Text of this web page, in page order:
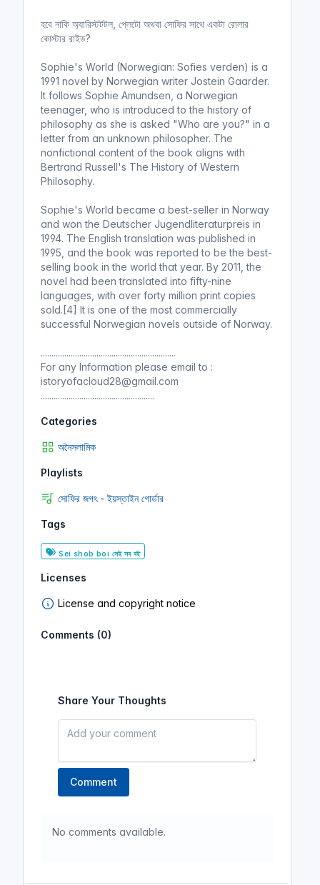
হবে নাকি অ্যারিস্টটটল, প্লেটো অথবা সোফির সাথে একটা রোলার
কোস্টার রাইড?
Sophie's World (Norwegian: Sofies verden) is a
1991 novel by Norwegian writer Jostein Gaarder.
It follows Sophie Amundsen, a Norwegian
teenager, who is introduced to the history of
philosophy as she is asked "Who are you?" in a
letter from an unknown philosopher. The
nonfictional content of the book aligns with
Bertrand Russell's The History of Western
Philosophy.
Sophie's World became a best-seller in Norway
and won the Deutscher Jugendliteraturpreis in
1994. The English translation was published in
1995, and the book was reported to be the best-
selling book in the world that year. By 2011, the
novel had been translated into fifty-nine
languages, with over forty million print copies
sold.[4] It is one of the most commercially
successful Norwegian novels outside of Norway.
...............................................................
For any Information please email to :
istoryofacloud28@gmail.com
.....................................................
Categories
অনৈসলামিক
Playlists
সোফির জগৎ - ইয়স্তাইন গোর্ডার
Tags
Sei shob boi সেই সব বই
Licenses
License and copyright notice
Comments (0)
Share Your Thoughts
Comment
No comments available.